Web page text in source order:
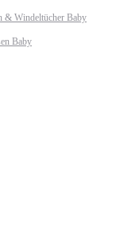
& Windeltücher Baby
Baby